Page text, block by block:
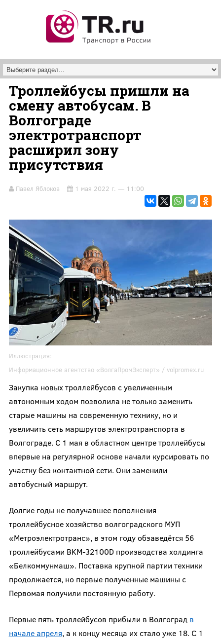
Троллейбусы пришли на
смену автобусам. В
Волгограде
электротранспорт
расширил зону
присутствия
Павел Яблоков 1 мая 2022 г. — 11:00
Иллюстрация:
Информационное агентство «ВолгаПромЭксперт» / volpromex.ru
Закупка новых троллейбусов с увеличенным
автономным ходом позволила не только заменить
старые машины на современную технику, но и
увеличить сеть маршрутов электротранспорта в
Волгограде. С 1 мая в областном центре троллейбусы
впервые на регулярной основе начали курсировать по
участку без контактной сети. Они заменили
автобусный маршрут.
Долгие годы не получавшее пополнения
троллейбусное хозяйство волгоградского МУП
«Метроэлектротранс», в этом году обзаведётся 56
троллейбусами BKM-32100D производства холдинга
«Белкоммунмаш». Поставка крупной партии техники
продолжается, но первые полученные машины с
Первомая получили постоянную работу.
Первые пять троллейбусов прибыли в Волгоград в
начале апреля, а к концу месяца их стало уже 18. С 1